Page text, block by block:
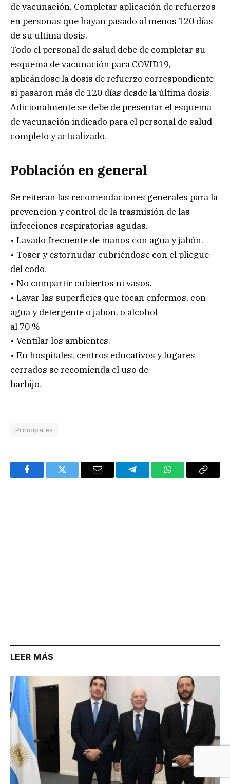
de vacunación. Completar aplicación de refuerzos
en personas que hayan pasado al menos 120 días
de su ultima dosis.
Todo el personal de salud debe de completar su
esquema de vacunación para COVID19,
aplicándose la dosis de refuerzo correspondiente
si pasaron más de 120 días desde la última dosis.
Adicionalmente se debe de presentar el esquema
de vacunación indicado para el personal de salud
completo y actualizado.
Población en general
Se reiteran las recomendaciones generales para la
prevención y control de la trasmisión de las
infecciones respiratorias agudas.
• Lavado frecuente de manos con agua y jabón.
• Toser y estornudar cubriéndose con el pliegue
del codo.
• No compartir cubiertos ni vasos.
• Lavar las superficies que tocan enfermos, con
agua y detergente o jabón, o alcohol
al 70 %
• Ventilar los ambientes.
• En hospitales, centros educativos y lugares
cerrados se recomienda el uso de
barbijo.
Principales
FacebookTwitter Email TelegramWhatsAppCopy
LEER MÁS